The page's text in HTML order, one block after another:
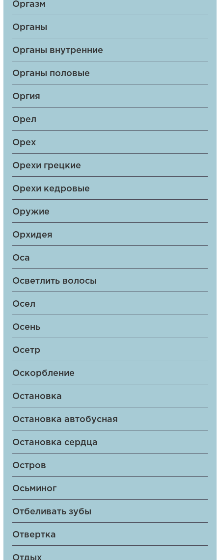
Оргазм
Органы
Органы внутренние
Органы половые
Оргия
Орел
Орех
Орехи грецкие
Орехи кедровые
Оружие
Орхидея
Оса
Осветлить волосы
Осел
Осень
Осетр
Оскорбление
Остановка
Остановка автобусная
Остановка сердца
Остров
Осьминог
Отбеливать зубы
Отвертка
Отдых